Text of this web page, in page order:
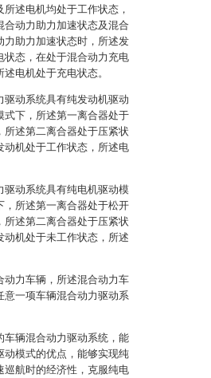
述电机均处于工作状态，
合动力助力加速状态及混合
力助力加速状态时，所述发
状态，在处于混合动力充电
电机处于充电状态。
动系统具有纯发动机驱动
式下，所述第一离合器处于
所述第二离合器处于压紧状
动机处于工作状态，所述电
驱动系统具有纯电机驱动模
，所述第一离合器处于松开
述第二离合器处于压紧状
机处于未工作状态，所述
动力车辆，所述混合动力车
意一项车辆混合动力驱动系
车辆混合动力驱动系统，能
动模式的优点，能够实现纯
巡航时的经济性，克服纯电